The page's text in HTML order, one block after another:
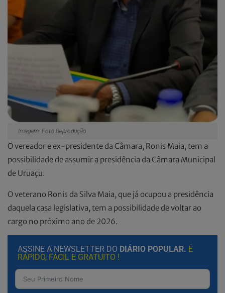
Imagem: Foto Reprodução
O vereador e ex-presidente da Câmara, Ronis Maia, tem a
possibilidade de assumir a presidência da Câmara Municipal
de Uruaçu.
O veterano Ronis da Silva Maia, que já ocupou a presidência
daquela casa legislativa, tem a possibilidade de voltar ao
cargo no próximo ano de 2026.
ASSINE A NEWSLETTER DO DIÁRIO POPULAR. É
RÁPIDO, FÁCIL E GRATUITO !